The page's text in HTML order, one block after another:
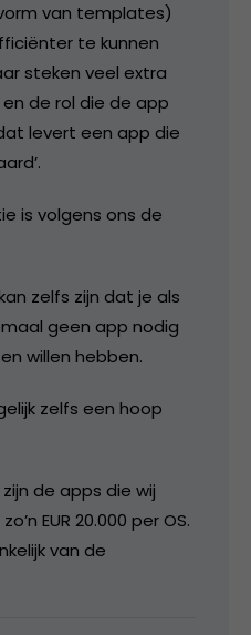
van templates)
te kunnen
steken veel extra
de rol die de app
levert een app die
is volgens ons de
zelfs zijn dat je als
geen app nodig
willen hebben.
zelfs een hoop
de apps die wij
EUR 20.000 per OS.
van de